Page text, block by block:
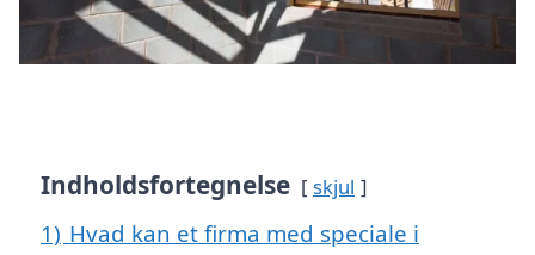
Indholdsfortegnelse skjul
1) Hvad kan et firma med speciale i